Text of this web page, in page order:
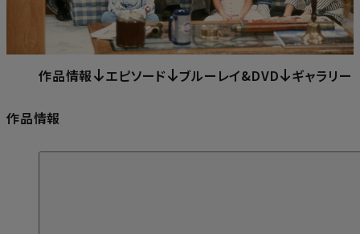
作品情報 エピソード ブルーレイ&DVD ギャラリー
作品情報